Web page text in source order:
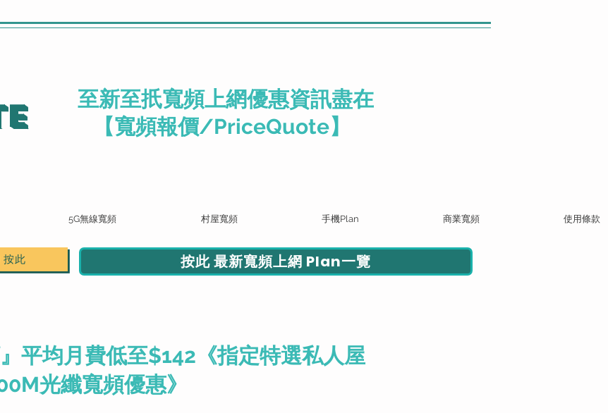
至新至扺寬頻上網優惠資訊盡在
【寬頻報價/PriceQuote】
5G無線寬頻 村屋寬頻 手機Plan 商業寬頻 使用條款
按此 按此 最新寬頻上網 Plan一覽
』平均月費低至$142《指定特選私人屋
光纖寬頻優惠》